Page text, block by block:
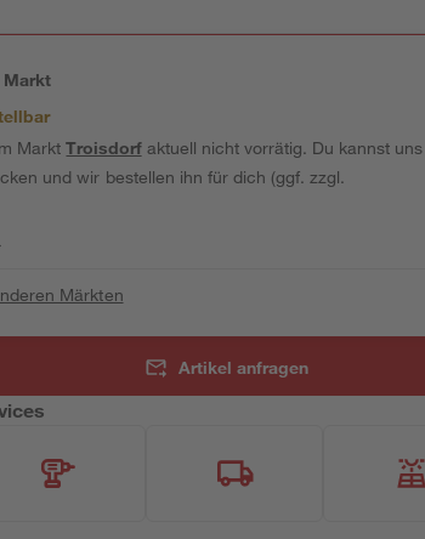
MarktTroisdorfaktuell nicht vorrätig. Du kannst
und wir bestellen ihn für dich (ggf. zzgl.
Märkten
Artikel anfragen